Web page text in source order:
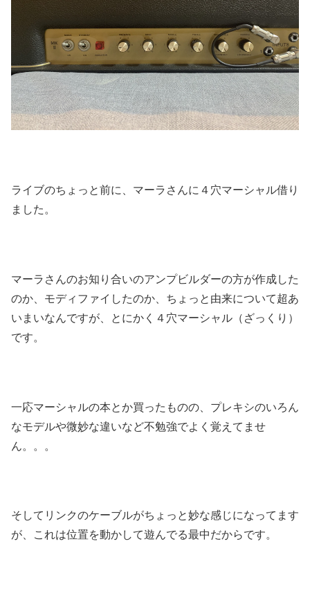
ライブのちょっと前に、マーラさんに４穴マーシャル借り
ました。
マーラさんのお知り合いのアンプビルダーの方が作成した
のか、モディファイしたのか、ちょっと由来について超あ
いまいなんですが、とにかく４穴マーシャル（ざっくり）
です。
一応マーシャルの本とか買ったものの、プレキシのいろん
なモデルや微妙な違いなど不勉強でよく覚えてませ
ん。。。
そしてリンクのケーブルがちょっと妙な感じになってます
が、これは位置を動かして遊んでる最中だからです。